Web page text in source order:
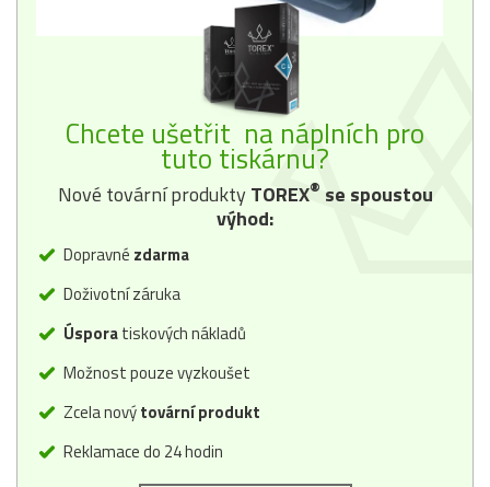
Chcete ušetřit na náplních pro
tuto tiskárnu?
Nové tovární produktyTOREX® se spoustou
výhod:
Dopravné zdarma
Doživotní záruka
Úsporatiskových nákladů
Možnost pouze vyzkoušet
Zcela novýtovární produkt
Reklamace do 24 hodin